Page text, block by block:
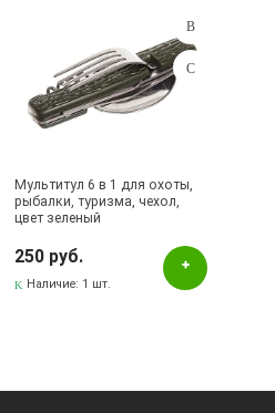
Наличие в магазинах
Бавлы, ул.Пионерская, 11
Бугульма, ул.Ленина, 2Б,
Мультитул 6 в 1 для охоты,
рыбалки, туризма, чехол,
цвет зеленый
250 руб.
Наличие: 1 шт.